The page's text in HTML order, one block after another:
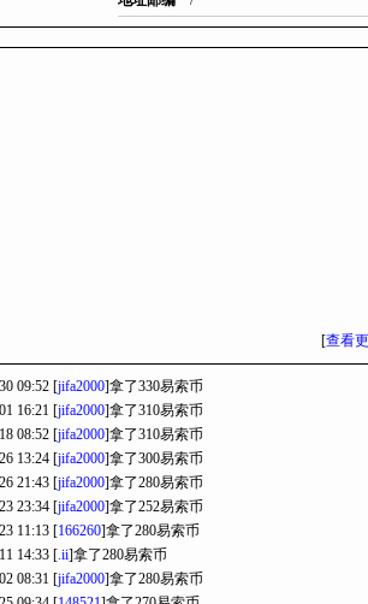
[查看
09:52 [jifa2000]拿了330易索币
16:21 [jifa2000]拿了310易索币
08:52 [jifa2000]拿了310易索币
13:24 [jifa2000]拿了300易索币
21:43 [jifa2000]拿了280易索币
23:34 [jifa2000]拿了252易索币
11:13 [166260]拿了280易索币
14:33 [.ii]拿了280易索币
08:31 [jifa2000]拿了280易索币